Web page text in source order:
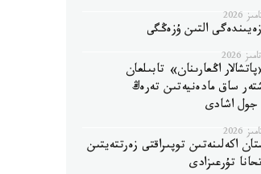
التىن ۇزەڭگى
اڭعارىنان» تابىلعان
ساق مادەنيەتىن تەرەڭ
جول اشادى
اكەلىنەتىن توپىراقتى زەرتتەيتىن
تۇرعىزادى